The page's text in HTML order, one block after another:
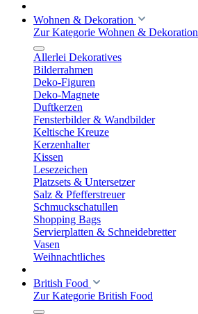
Wohnen & Dekoration
Zur Kategorie Wohnen & Dekoration
Allerlei Dekoratives
Bilderrahmen
Deko-Figuren
Deko-Magnete
Duftkerzen
Fensterbilder & Wandbilder
Keltische Kreuze
Kerzenhalter
Kissen
Lesezeichen
Platzsets & Untersetzer
Salz & Pfefferstreuer
Schmuckschatullen
Shopping Bags
Servierplatten & Schneidebretter
Vasen
Weihnachtliches
British Food
Zur Kategorie British Food